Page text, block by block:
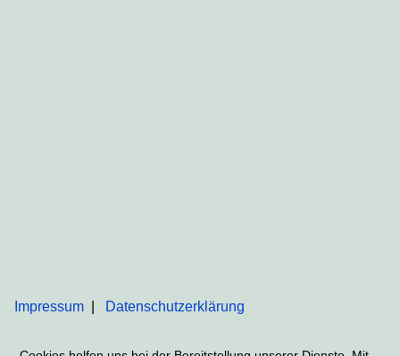
Impressum Datenschutzerklärung